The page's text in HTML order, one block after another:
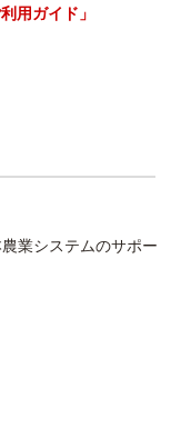
用ガイド」
業システムのサポー